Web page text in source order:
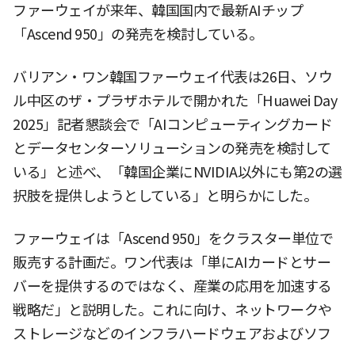
ファーウェイが来年、韓国国内で最新AIチップ
「Ascend 950」の発売を検討している。
バリアン・ワン韓国ファーウェイ代表は26日、ソウ
ル中区のザ・プラザホテルで開かれた「Huawei Day
2025」記者懇談会で「AIコンピューティングカード
とデータセンターソリューションの発売を検討して
いる」と述べ、「韓国企業にNVIDIA以外にも第2の選
択肢を提供しようとしている」と明らかにした。
ファーウェイは「Ascend 950」をクラスター単位で
販売する計画だ。ワン代表は「単にAIカードとサー
バーを提供するのではなく、産業の応用を加速する
戦略だ」と説明した。これに向け、ネットワークや
ストレージなどのインフラハードウェアおよびソフ